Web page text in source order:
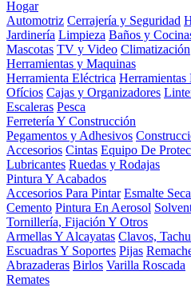
Hogar
Automotriz Cerrajería y Seguridad
Jardinería Limpieza Baños y
Mascotas TV y Video Climatización
Herramientas y Maquinas
Herramienta Eléctrica Herramientas
Ofícios Cajas y Organizadores
Escaleras Pesca
Ferretería Y Construcción
Pegamentos y Adhesivos
Accesorios Cintas Equipo De
Lubricantes Ruedas y Rodajas
Pintura Y Acabados
Accesorios Para Pintar Esmalte
Cemento Pintura En Aerosol
Tornillería, Fijación Y Otros
Armellas Y Alcayatas Clavos,
Escuadras Y Soportes Pijas
Abrazaderas Birlos Varilla Roscada
Remates